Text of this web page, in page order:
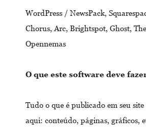
WordPress / NewsPack,
Chorus, Arc, Brightspot, Ghost,
Opennemas
O que este software deve
Tudo o que é publicado em seu
aqui: conteúdo, páginas, gráficos,